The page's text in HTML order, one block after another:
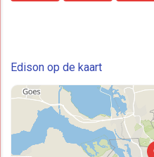
Edison op de kaart